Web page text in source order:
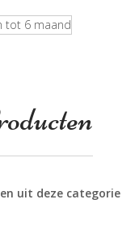
uit deze categorie